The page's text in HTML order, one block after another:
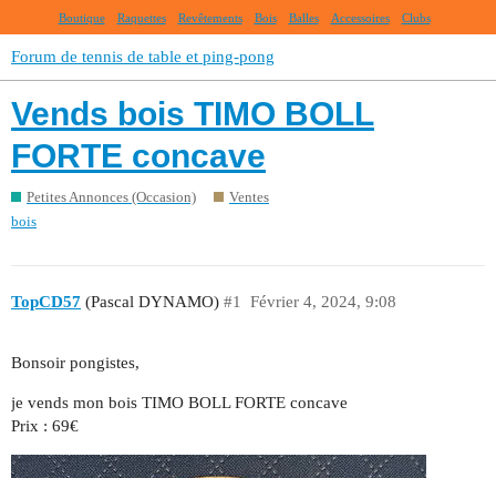
Boutique Raquettes Revêtements Bois Balles Accessoires Clubs
Forum de tennis de table et ping-pong
Vends bois TIMO BOLL
FORTE concave
Petites Annonces (Occasion)
Ventes
bois
TopCD57 (Pascal DYNAMO) Février 4, 2024, 9:08
#1
Bonsoir pongistes,
je vends mon bois TIMO BOLL FORTE concave
Prix : 69€